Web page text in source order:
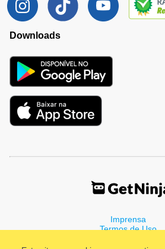
Downloads
Imprensa
Termos de Uso